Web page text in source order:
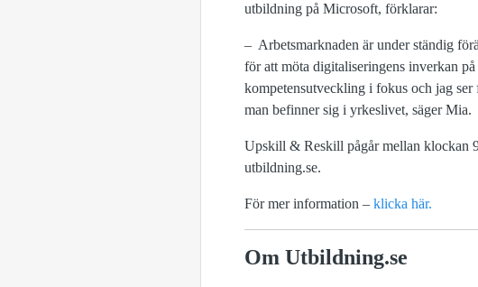
utbildning på Microsoft, förklarar:
– Arbetsmarknaden är under ständig
för att möta digitaliseringens inverkan
kompetensutveckling i fokus och jag ser
man befinner sig i yrkeslivet, säger Mia.
Upskill & Reskill pågår mellan klockan
utbildning.se.
För mer information – klicka här.
Om Utbildning.se